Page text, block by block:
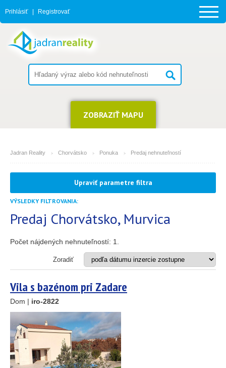
25
45
Prihlásiť Registrovať
ZOBRAZIŤ MAPU
Jadran Reality Chorvátsko Ponuka Predaj nehnuteľností
MESTO
(môžete vybrať viacej položiek)
Apartmán
Dom
Dom s apartmánmi
Investičný projekt
Stavebný pozemok
OD MORA DO(m)
Upraviť parametre filtra
VÝSLEDKY FILTROVANIA:
Predaj Chorvátsko, Murvica
Počet nájdených nehnuteľností: 1
Zoradiť
Vila s bazénom pri Zadare
Dom | iro-2822